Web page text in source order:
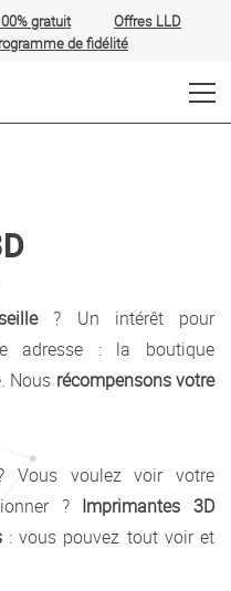
gratuit Offres LLD
de fidélité
? Un intérêt pour
adresse : la boutique
Nous récompensons votre
Vous voulez voir votre
? Imprimantes3D
: vous pouvez tout voir et